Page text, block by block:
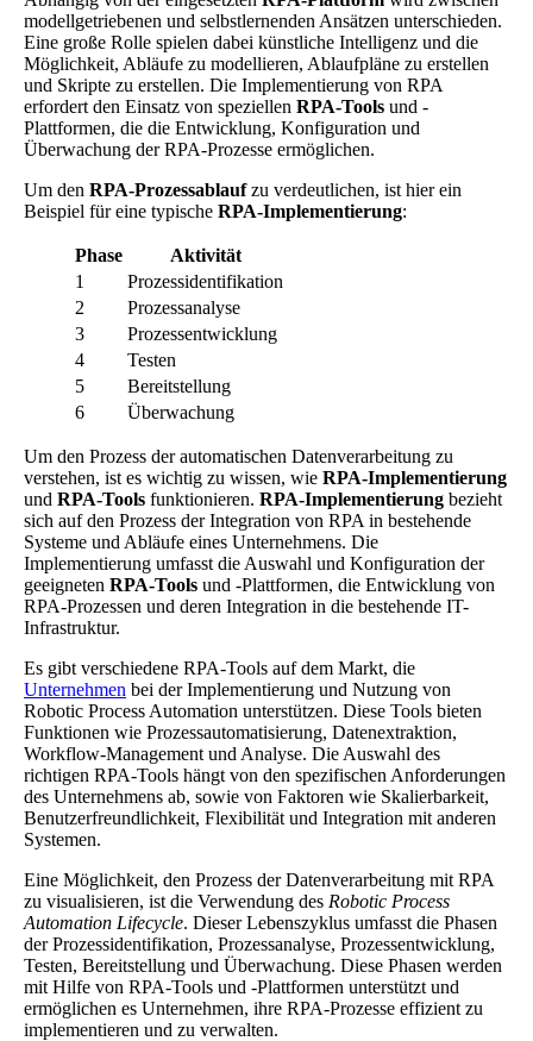
modellgetriebenen und selbstlernenden Ansätzen unterschieden.
Eine große Rolle spielen dabei künstliche Intelligenz und die
Möglichkeit, Abläufe zu modellieren, Ablaufpläne zu erstellen
und Skripte zu erstellen. Die Implementierung von RPA
erfordert den Einsatz von speziellen RPA-Tools und -
Plattformen, die die Entwicklung, Konfiguration und
Überwachung der RPA-Prozesse ermöglichen.
Um den RPA-Prozessablaufzu verdeutlichen, ist hier ein
Beispiel für eine typische RPA-Implementierung:
Phase
Aktivität
1
Prozessidentifikation
2
Prozessanalyse
3
Prozessentwicklung
4
Testen
5
Bereitstellung
6
Überwachung
Um den Prozess der automatischen Datenverarbeitung zu
verstehen, ist es wichtig zu wissen, wie RPA-Implementierung
und RPA-Tools funktionieren. RPA-Implementierung bezieht
sich auf den Prozess der Integration von RPA in bestehende
Systeme und Abläufe eines Unternehmens. Die
Implementierung umfasst die Auswahl und Konfiguration der
geeigneten RPA-Tools und -Plattformen, die Entwicklung von
RPA-Prozessen und deren Integration in die bestehende IT-
Infrastruktur.
Es gibt verschiedene RPA-Tools auf dem Markt, die
Unternehmen bei der Implementierung und Nutzung von
Robotic Process Automation unterstützen. Diese Tools bieten
Funktionen wie Prozessautomatisierung, Datenextraktion,
Workflow-Management und Analyse. Die Auswahl des
richtigen RPA-Tools hängt von den spezifischen Anforderungen
des Unternehmens ab, sowie von Faktoren wie Skalierbarkeit,
Benutzerfreundlichkeit, Flexibilität und Integration mit anderen
Systemen.
Eine Möglichkeit, den Prozess der Datenverarbeitung mit RPA
zu visualisieren, ist die Verwendung des Robotic Process
Automation Lifecycle. Dieser Lebenszyklus umfasst die Phasen
der Prozessidentifikation, Prozessanalyse, Prozessentwicklung,
Testen, Bereitstellung und Überwachung. Diese Phasen werden
mit Hilfe von RPA-Tools und -Plattformen unterstützt und
ermöglichen es Unternehmen, ihre RPA-Prozesse effizient zu
implementieren und zu verwalten.